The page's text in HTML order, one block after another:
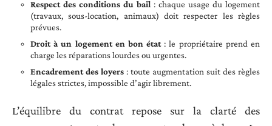
Respect des conditions du bail : chaque usage du logement
(travaux, sous-location, animaux) doit respecter les règles
prévues.
Droit à un logement en bon état: le propriétaire prend en
charge les réparations lourdes ou urgentes.
Encadrement des loyers : toute augmentation suit des règles
légales strictes, impossible d’agir librement.
L’équilibre du contrat repose sur la clarté des